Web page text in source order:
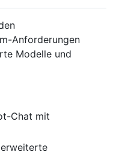
Anforderungen
Modelle und
Chat mit